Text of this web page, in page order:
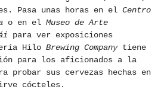
Pasa unas horas en el Centro
o en el Museo de Arte
para ver exposiciones
Hilo Brewing Companytiene
para los aficionados a la
probar sus cervezas hechas en
cócteles.